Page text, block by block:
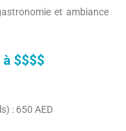
et ambiance
à $$$$
: 650 AED